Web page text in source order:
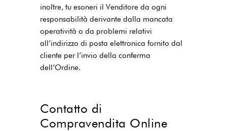
inoltre, tu esoneri il Venditore da ogni
responsabilità derivante dalla mancata
operatività o da problemi relativi
all’indirizzo di posta elettronica fornito dal
cliente per l’invio della conferma
dell’Ordine.
Contatto di
Compravendita Online